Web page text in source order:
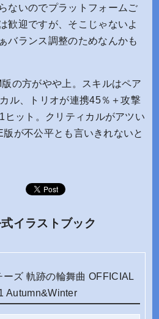
ないのでプラットフォームご
歓迎ですが、そこじゃないよ
バランス調整のためなんかも
の方がやや上。スキルはペア
ル、トリオが連携45％＋攻撃
ヒット。クリティカルがアツい
が不公平とも言いきれないと
イラストブック
ーズ 軌跡の輪舞曲 OFFICIAL
Autumn&Winter